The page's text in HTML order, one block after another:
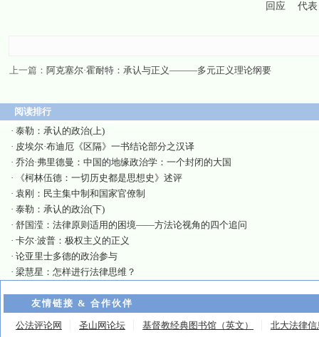
回应 代表
上一篇： 阿克塞尔·霍耐特：承认与正义———多元正义理论纲要
阅读排行
· 泰勒：承认的政治(上)
· 皮埃尔·布迪厄《区隔》一书结论部分之汉译
· 乔治·弗里德曼：中国的地缘政治学：一个封闭的大国
·
《柯林伍德：一切历史都是思想史》述评
· 袁刚：民主集中制和国家官僚制
· 泰勒：承认的政治(下)
· 舒国滢：法律原则适用的困境——方法论视角的四个追问
· 卡尔·波普：极权主义的正义
· 论亚里士多德的政治参与
· 梁慧星：怎样进行法律思维？
友情链接 & 合作伙伴
公法评论网 圣山网论坛 基督教经典图书馆（英文）
北大法律信